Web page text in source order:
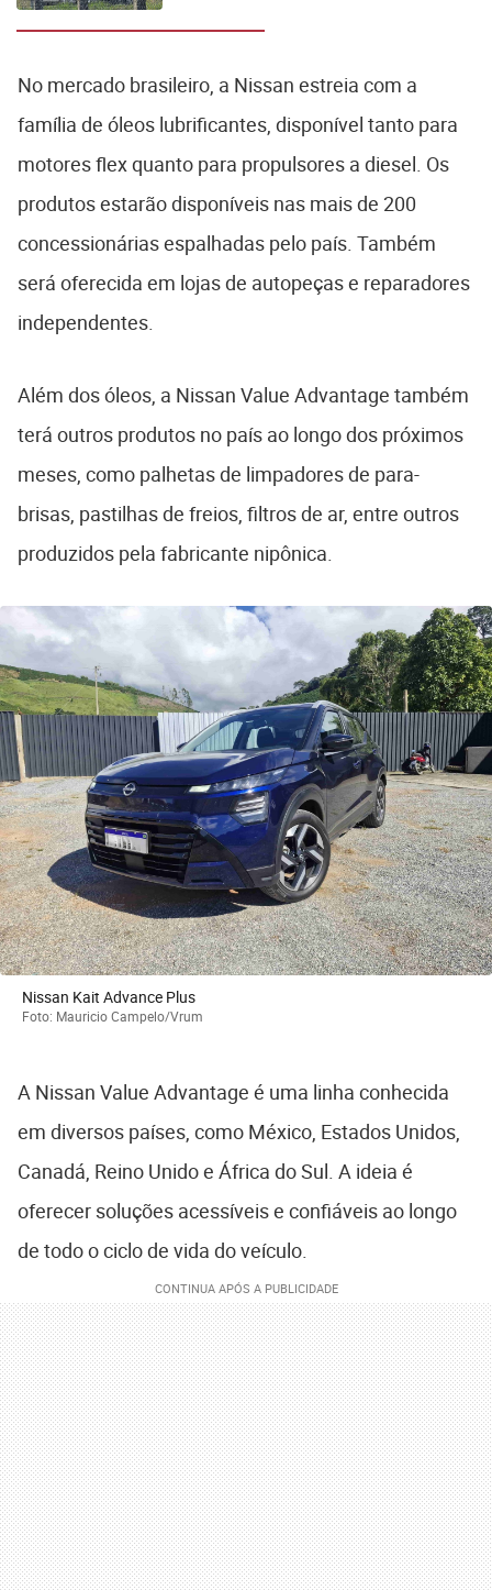
No mercado brasileiro, a Nissan estreia com a
família de óleos lubrificantes, disponível tanto para
motores flex quanto para propulsores a diesel. Os
produtos estarão disponíveis nas mais de 200
concessionárias espalhadas pelo país. Também
será oferecida em lojas de autopeças e reparadores
independentes.
Além dos óleos, a Nissan Value Advantage também
terá outros produtos no país ao longo dos próximos
meses, como palhetas de limpadores de para-
brisas, pastilhas de freios, filtros de ar, entre outros
produzidos pela fabricante nipônica.
Nissan Kait Advance Plus
Foto: Mauricio Campelo/Vrum
A Nissan Value Advantage é uma linha conhecida
em diversos países, como México, Estados Unidos,
Canadá, Reino Unido e África do Sul. A ideia é
oferecer soluções acessíveis e confiáveis ao longo
de todo o ciclo de vida do veículo.